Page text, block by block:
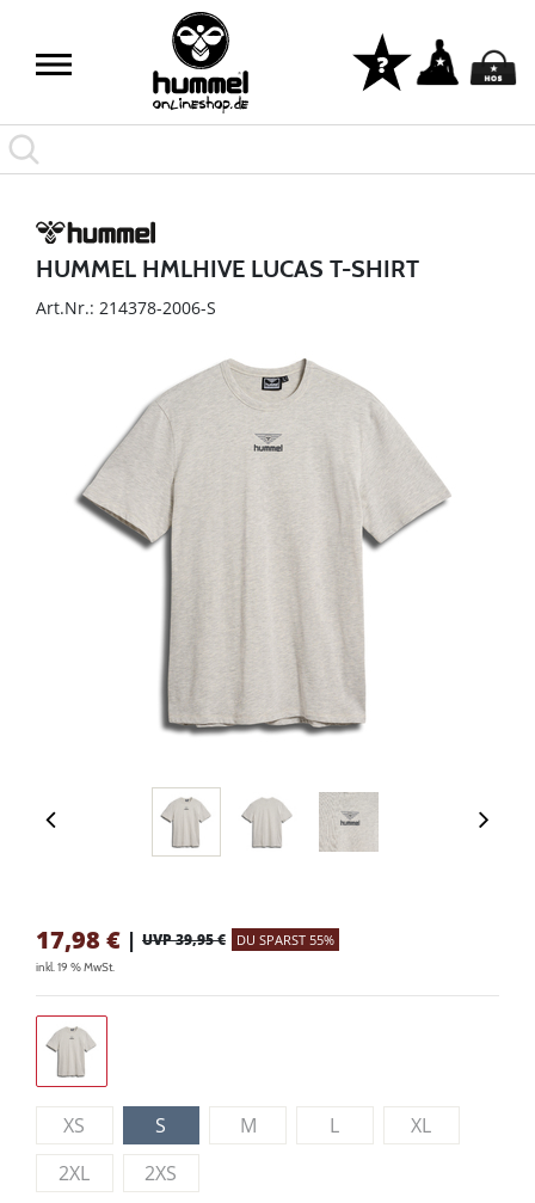
HUMMEL HMLHIVE LUCAS T-SHIRT
Art.Nr.: 214378-2006-S
17,98 € | UVP 39,95 € DU SPARST 55%
inkl. 19 % MwSt.
XS S M L
XL
2XL
2XS